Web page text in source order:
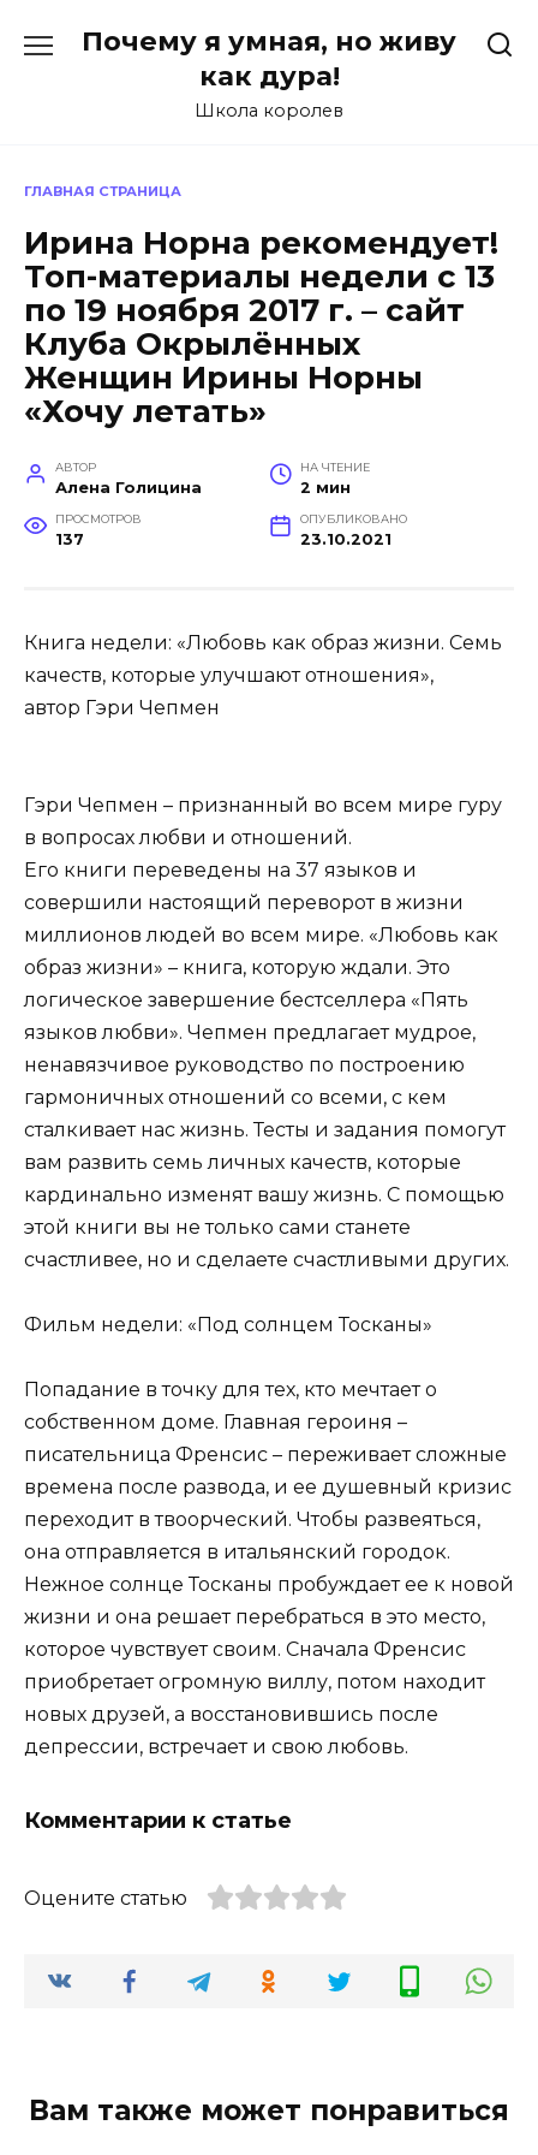
Почему я умная, но живу
как дура!
Школа королев
ГЛАВНАЯ СТРАНИЦА
Ирина Норна рекомендует!
Топ-материалы недели с 13
по 19 ноября 2017 г. – сайт
Клуба Окрылённых
Женщин Ирины Норны
«Хочу летать»
АВТОР
Алена Голицина
НА ЧТЕНИЕ
2 мин
ПРОСМОТРОВ
137
ОПУБЛИКОВАНО
23.10.2021
Книга недели: «Любовь как образ жизни. Семь
качеств, которые улучшают отношения»,
автор Гэри Чепмен
Гэри Чепмен – признанный во всем мире гуру
в вопросах любви и отношений.
Его книги переведены на 37 языков и
совершили настоящий переворот в жизни
миллионов людей во всем мире. «Любовь как
образ жизни» – книга, которую ждали. Это
логическое завершение бестселлера «Пять
языков любви». Чепмен предлагает мудрое,
ненавязчивое руководство по построению
гармоничных отношений со всеми, с кем
сталкивает нас жизнь. Тесты и задания помогут
вам развить семь личных качеств, которые
кардинально изменят вашу жизнь. С помощью
этой книги вы не только сами станете
счастливее, но и сделаете счастливыми других.
Фильм недели: «Под солнцем Тосканы»
Попадание в точку для тех, кто мечтает о
собственном доме. Главная героиня –
писательница Френсис – переживает сложные
времена после развода, и ее душевный кризис
переходит в твоорческий. Чтобы развеяться,
она отправляется в итальянский городок.
Нежное солнце Тосканы пробуждает ее к новой
жизни и она решает перебраться в это место,
которое чувствует своим. Сначала Френсис
приобретает огромную виллу, потом находит
новых друзей, а восстановившись после
депрессии, встречает и свою любовь.
Комментарии к статье
Оцените статью
Вам также может понравиться